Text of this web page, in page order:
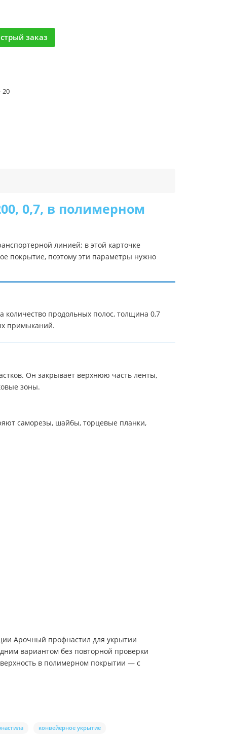
заказ
20
0,7, в полимерном
линией; в этой карточке
покрытие, поэтому эти параметры нужно
количество продольных полос, толщина 0,7
примыканий.
Он закрывает верхнюю часть ленты,
зоны.
саморезы, шайбы, торцевые планки,
Арочный профнастил для укрытии
вариантом без повторной проверки
в полимерном покрытии — с
конвейерное укрытие